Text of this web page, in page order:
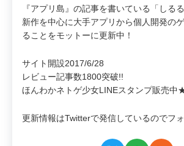
『アプリ島』の記事を書いている「しる
新作を中心に大手アプリから個人開発の
ることをモットーに更新中！
サイト開設2017/6/28
レビュー記事数1800突破!!
ほんわかネトゲ少女LINEスタンプ販売中
更新情報はTwitterで発信しているのでフ